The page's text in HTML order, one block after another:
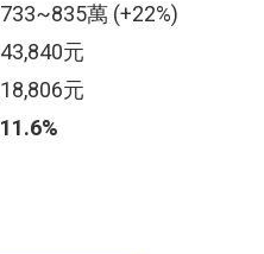
733~835萬 (+22%)
43,840元
18,806元
11.6%